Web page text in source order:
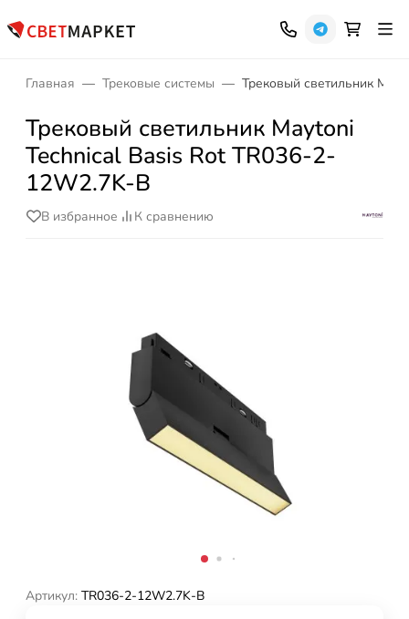
Главная Трековые системы Трековый светильник
Трековый светильник Maytoni
Technical Basis Rot TR036-2-
12W2.7K-B
В избранное К сравнению
Артикул: TR036-2-12W2.7K-B